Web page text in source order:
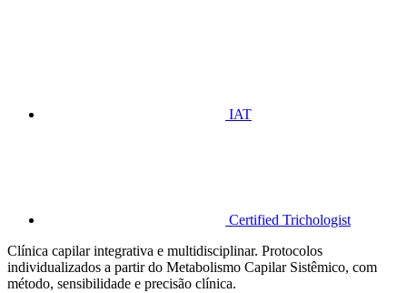
IAT
Certified Trichologist
Clínica capilar integrativa e multidisciplinar. Protocolos
individualizados a partir do Metabolismo Capilar Sistêmico, com
método, sensibilidade e precisão clínica.